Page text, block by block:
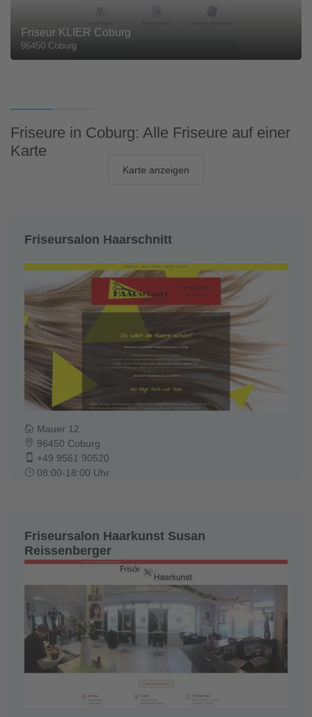
Friseur KLIER Coburg
96450 Coburg
Friseure in Coburg: Alle Friseure auf einer
Karte
Karte anzeigen
Friseursalon Haarschnitt
Mauer 12
96450 Coburg
+49 9561 90520
08:00-18:00 Uhr
Friseursalon Haarkunst Susan
Reissenberger